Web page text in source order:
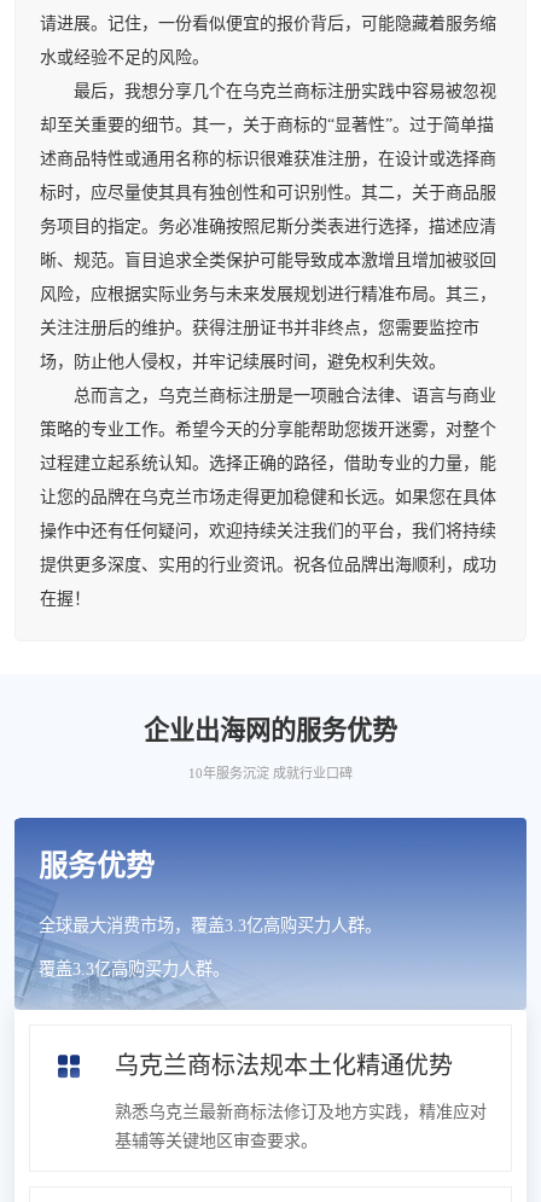
请进展。记住，一份看似便宜的报价背后，可能隐藏着服务缩
水或经验不足的风险。
最后，我想分享几个在乌克兰商标注册实践中容易被忽视
却至关重要的细节。其一，关于商标的“显著性”。过于简单描
述商品特性或通用名称的标识很难获准注册，在设计或选择商
标时，应尽量使其具有独创性和可识别性。其二，关于商品服
务项目的指定。务必准确按照尼斯分类表进行选择，描述应清
晰、规范。盲目追求全类保护可能导致成本激增且增加被驳回
风险，应根据实际业务与未来发展规划进行精准布局。其三，
关注注册后的维护。获得注册证书并非终点，您需要监控市
场，防止他人侵权，并牢记续展时间，避免权利失效。
总而言之，乌克兰商标注册是一项融合法律、语言与商业
策略的专业工作。希望今天的分享能帮助您拨开迷雾，对整个
过程建立起系统认知。选择正确的路径，借助专业的力量，能
让您的品牌在乌克兰市场走得更加稳健和长远。如果您在具体
操作中还有任何疑问，欢迎持续关注我们的平台，我们将持续
提供更多深度、实用的行业资讯。祝各位品牌出海顺利，成功
在握！
企业出海网的服务优势
10年服务沉淀 成就行业口碑
服务优势
全球最大消费市场，覆盖3.3亿高购买力人群。
覆盖3.3亿高购买力人群。
乌克兰商标法规本土化精通优势
熟悉乌克兰最新商标法修订及地方实践，精准应对
基辅等关键地区审查要求。